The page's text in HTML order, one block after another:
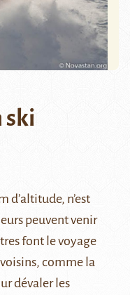
ski
d’altitude, n’est
peuvent venir
font le voyage
comme la
dévaler les